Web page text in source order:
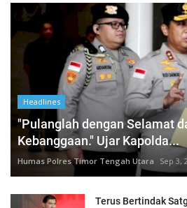
Headlines
"Pulanglah dengan Selamat
Kebanggaan." Ujar Kapolda...
Humas Polres Timor Tengah Utara Sep 3,
Terus Bertindak